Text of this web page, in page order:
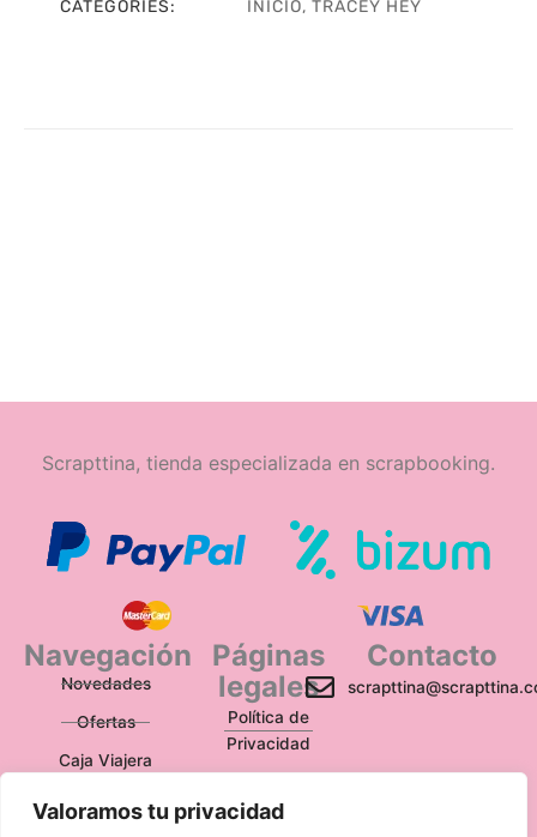
Valoramos tu privacidad
CATEGORIES: INICIO, TRACEY HEY
Scrapttina, tienda especializada en scrapbooking.
Navegación
Novedades
Ofertas
Caja Viajera
Páginas
legales
Política de
Privacidad
Política de
Contacto